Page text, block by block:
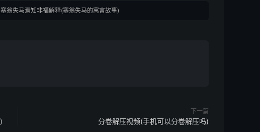
塞翁失马焉知非福解释(塞翁失马的寓言故事)
下一篇
分卷解压视频(手机可以分卷解压吗)